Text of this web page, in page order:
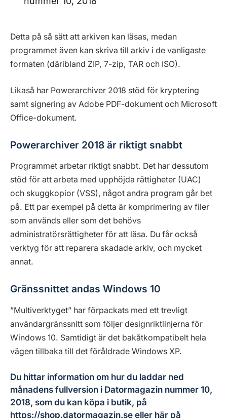
Detta på så sätt att arkiven kan läsas, medan
programmet även kan skriva till arkiv i de vanligaste
formaten (däribland ZIP, 7-zip, TAR och ISO).
Likaså har Powerarchiver 2018 stöd för kryptering
samt signering av Adobe PDF-dokument och Microsoft
Office-dokument.
Powerarchiver 2018 är riktigt snabbt
Programmet arbetar riktigt snabbt. Det har dessutom
stöd för att arbeta med upphöjda rättigheter (UAC)
och skuggkopior (VSS), något andra program går bet
på. Ett par exempel på detta är komprimering av filer
som används eller som det behövs
administratörsrättigheter för att läsa. Du får också
verktyg för att reparera skadade arkiv, och mycket
annat.
Gränssnittet andas Windows 10
”Multiverktyget” har förpackats med ett trevligt
användargränssnitt som följer designriktlinjerna för
Windows 10. Samtidigt är det bakåtkompatibelt hela
vägen tillbaka till det föråldrade Windows XP.
Du hittar information om hur du laddar ned
månadens fullversion i Datormagazin nummer 10,
2018, som du kan köpa i butik, på
https://shop.datormagazin.seeller här på